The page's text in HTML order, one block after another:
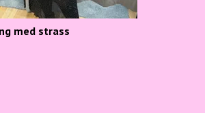
med strass